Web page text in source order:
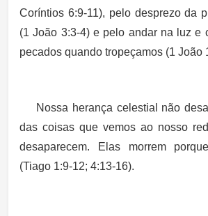
Coríntios 6:9-11), pelo desprezo da
(1 João 3:3-4) e pelo andar na luz e
pecados quando tropeçamos (1 João
Nossa herança celestial não
das coisas que vemos ao nosso
desaparecem. Elas morrem
(Tiago 1:9-12; 4:13-16).